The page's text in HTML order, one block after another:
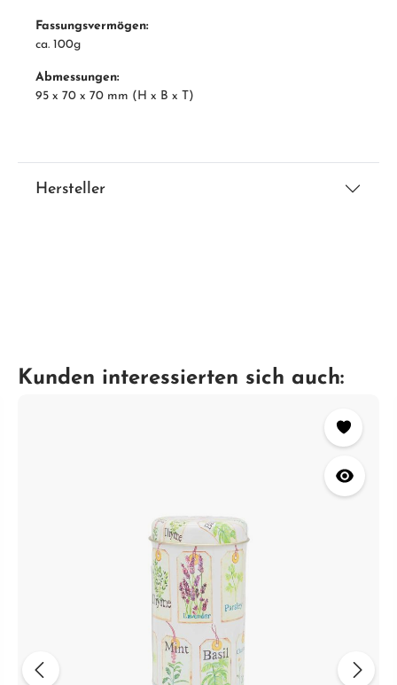
Fassungsvermögen:
ca. 100g
Abmessungen:
95 x 70 x 70 mm (H x B x T)
Hersteller
Kunden interessierten sich auch: